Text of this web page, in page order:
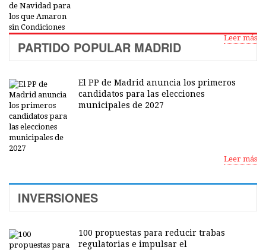
Leer más
PARTIDO POPULAR MADRID
El PP de Madrid anuncia los primeros
candidatos para las elecciones
municipales de 2027
Leer más
INVERSIONES
100 propuestas para reducir trabas
regulatorias e impulsar el